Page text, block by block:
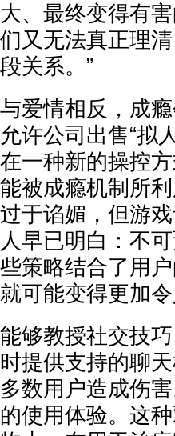
大、最终变得有
们又无法真正理
段关系。”
与爱情相反，成
允许公司出售“拟
在一种新的操控
能被成瘾机制所
过于谄媚，但游
人早已明白：不
些策略结合了用
就可能变得更加令
能够教授社交技
时提供支持的聊
多数用户造成伤
的使用体验。这